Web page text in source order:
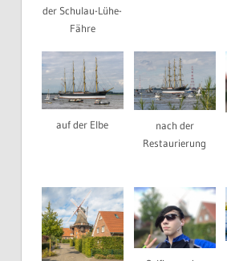
der Schulau-Lühe-
Fähre
auf der Elbe
nach der
Restaurierung